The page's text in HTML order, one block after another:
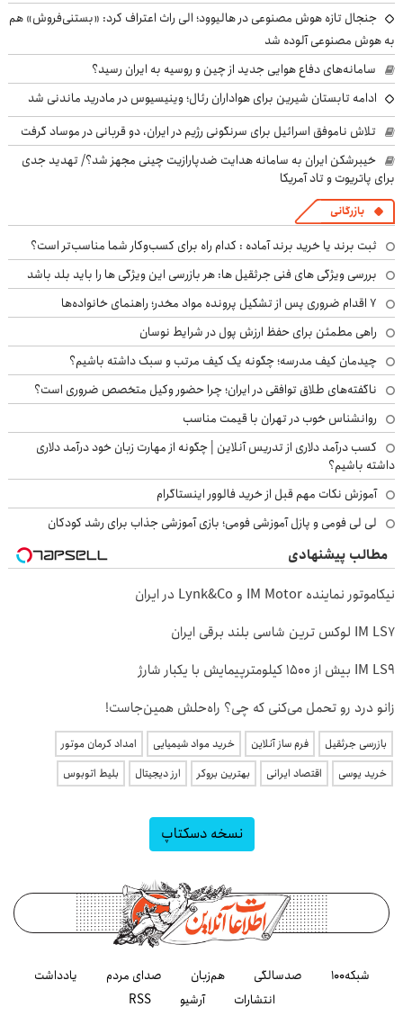
جنجال تازه هوش مصنوعی در هالیوود؛ الی راث اعتراف کرد: «بستنی‌فروش» هم
به هوش مصنوعی آلوده شد
سامانه‌های دفاع هوایی جدید از چین و روسیه به ایران رسید؟
ادامه تابستان شیرین برای هواداران رئال؛ وینیسیوس در مادرید ماندنی شد
تلاش ناموفق اسرائیل برای سرنگونی رژیم در ایران، دو قربانی در موساد گرفت
خیبرشکن ایران به سامانه هدایت ضدپارازیت چینی مجهز شد؟/ تهدید جدی
برای پاتریوت و تاد آمریکا
بازرگانی
ثبت برند یا خرید برند آماده : کدام راه برای کسب‌وکار شما مناسب‌تر است؟
بررسی ویژگی های فنی جرثقیل ها: هر بازرسی این ویژگی ها را باید بلد باشد
۷ اقدام ضروری پس از تشکیل پرونده مواد مخدر؛ راهنمای خانواده‌ها
راهی مطمئن برای حفظ ارزش پول در شرایط نوسان
چیدمان کیف مدرسه؛ چگونه یک کیف مرتب و سبک داشته باشیم؟
ناگفته‌های طلاق توافقی در ایران؛ چرا حضور وکیل متخصص ضروری است؟
روانشناس خوب در تهران با قیمت مناسب
کسب درآمد دلاری از تدریس آنلاین | چگونه از مهارت زبان خود درآمد دلاری
داشته باشیم؟
آموزش نکات مهم قبل از خرید فالوور اینستاگرام
لی لی فومی و پازل آموزشی فومی؛ بازی آموزشی جذاب برای رشد کودکان
مطالب پیشنهادی
نیکاموتور نماینده IM Motor و Lynk&Co در ایران
IM LS7 لوکس ترین شاسی بلند برقی ایران
IM LS9 بیش از 1500 کیلومترپیمایش با یکبار شارژ
زانو درد رو تحمل می‌کنی که چی؟ راه‌حلش همین‌جاست!
بازرسی جرثقیل فرم ساز آنلاین خرید مواد شیمیایی
امداد کرمان موتور
خرید یوسی
اقتصاد ایرانی بهترین بروکر ارز دیجیتال بلیط اتوبوس
نسخه دسکتاپ
شبکه۱۰۰ صدسالگی هم‌زبان صدای مردم
یادداشت
انتشارات
آرشیو RSS